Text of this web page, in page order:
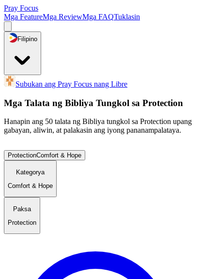
Pray Focus
Mga FeatureMga ReviewMga FAQTuklasin
Filipino
Subukan ang Pray Focus nang Libre
Mga Talata ng Bibliya Tungkol sa Protection
Hanapin ang 50 talata ng Bibliya tungkol sa Protection upang
gabayan, aliwin, at palakasin ang iyong pananampalataya.
ProtectionComfort & Hope
Kategorya
Comfort & Hope
Paksa
Protection